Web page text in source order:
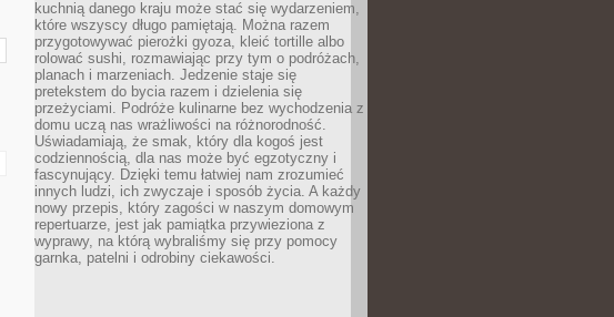
kuchnią danego kraju może stać się wydarzeniem,
które wszyscy długo pamiętają. Można razem
przygotowywać pierożki gyoza, kleić tortille albo
rolować sushi, rozmawiając przy tym o podróżach,
planach i marzeniach. Jedzenie staje się
pretekstem do bycia razem i dzielenia się
przeżyciami. Podróże kulinarne bez wychodzenia z
domu uczą nas wrażliwości na różnorodność.
Uświadamiają, że smak, który dla kogoś jest
codziennością, dla nas może być egzotyczny i
fascynujący. Dzięki temu łatwiej nam zrozumieć
innych ludzi, ich zwyczaje i sposób życia. A każdy
nowy przepis, który zagości w naszym domowym
repertuarze, jest jak pamiątka przywieziona z
wyprawy, na którą wybraliśmy się przy pomocy
garnka, patelni i odrobiny ciekawości.